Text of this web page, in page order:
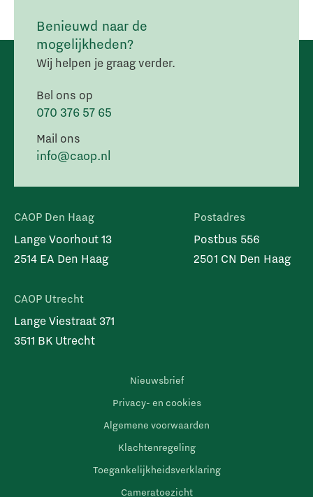
Benieuwd naar de
mogelijkheden?
Wij helpen je graag verder.
Bel ons op
070 376 57 65
Mail ons
info@caop.nl
CAOP Den Haag
Lange Voorhout 13
2514 EA Den Haag
CAOP Utrecht
Lange Viestraat 371
3511 BK Utrecht
Postadres
Postbus 556
2501 CN Den Haag
Nieuwsbrief
Privacy- en cookies
Algemene voorwaarden
Klachtenregeling
Toegankelijkheidsverklaring
Cameratoezicht